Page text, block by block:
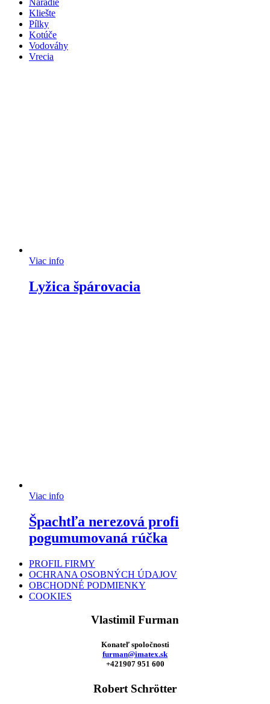
Náradie
Kliešte
Pílky
Kotúče
Vodováhy
Vrecia
Viac info
Lyžica špárovacia
Viac info
Špachtľa nerezová profi
pogumumovaná rúčka
PROFIL FIRMY
OCHRANA OSOBNÝCH ÚDAJOV
OBCHODNÉ PODMIENKY
COOKIES
Vlastimil Furman
Konateľ spoločnosti
furman@imatex.sk
+421907 951 600
Robert Schrötter